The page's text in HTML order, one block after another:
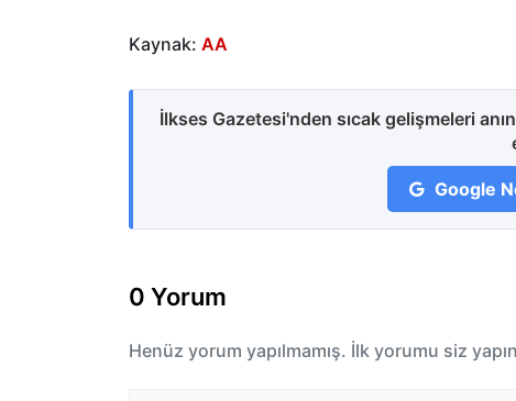
Kaynak: AA
İlkses Gazetesi'nden sıcak gelişmeleri
Google
0 Yorum
Henüz yorum yapılmamış. İlk yorumu siz